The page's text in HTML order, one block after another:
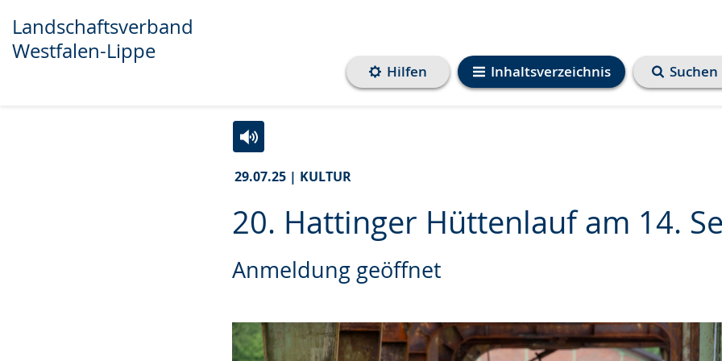
Landschaftsverband
Westfalen-Lippe
Inhaltsverzeichnis
Hilfen Suchen
29.07.25 | KULTUR
20. Hattinger Hüttenlauf am 14.
Anmeldung geöffnet
Leichten
Sprache
wechseln.
Audio-
Unterstützung.
Video
in
Deutscher
Gebärdensprache
wird